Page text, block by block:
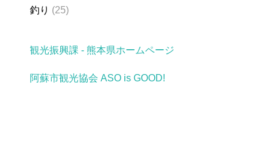
釣り (25)
観光振興課 - 熊本県ホームページ
阿蘇市観光協会 ASO is GOOD!